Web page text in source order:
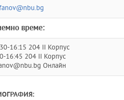
време:
16:15 204 II Корпус
16:45 204 II Корпус
Онлайн